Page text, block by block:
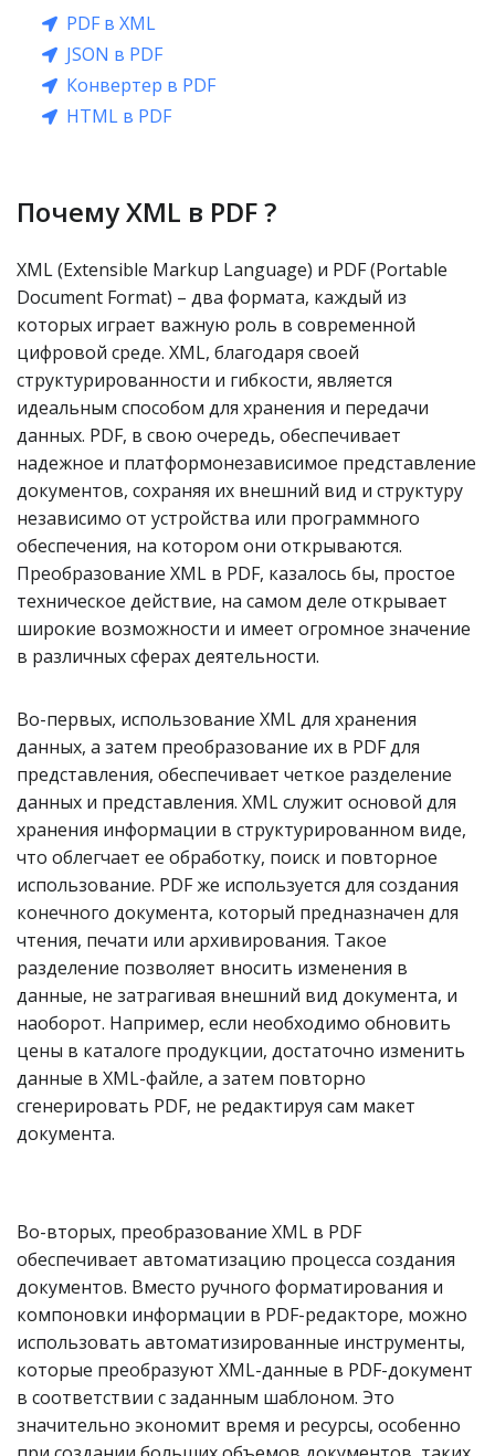
PDF в XML
JSON в PDF
Конвертер в PDF
HTML в PDF
Почему XML в PDF ?
XML (Extensible Markup Language) и PDF (Portable
Document Format) – два формата, каждый из
которых играет важную роль в современной
цифровой среде. XML, благодаря своей
структурированности и гибкости, является
идеальным способом для хранения и передачи
данных. PDF, в свою очередь, обеспечивает
надежное и платформонезависимое представление
документов, сохраняя их внешний вид и структуру
независимо от устройства или программного
обеспечения, на котором они открываются.
Преобразование XML в PDF, казалось бы, простое
техническое действие, на самом деле открывает
широкие возможности и имеет огромное значение
в различных сферах деятельности.
Во-первых, использование XML для хранения
данных, а затем преобразование их в PDF для
представления, обеспечивает четкое разделение
данных и представления. XML служит основой для
хранения информации в структурированном виде,
что облегчает ее обработку, поиск и повторное
использование. PDF же используется для создания
конечного документа, который предназначен для
чтения, печати или архивирования. Такое
разделение позволяет вносить изменения в
данные, не затрагивая внешний вид документа, и
наоборот. Например, если необходимо обновить
цены в каталоге продукции, достаточно изменить
данные в XML-файле, а затем повторно
сгенерировать PDF, не редактируя сам макет
документа.
Во-вторых, преобразование XML в PDF
обеспечивает автоматизацию процесса создания
документов. Вместо ручного форматирования и
компоновки информации в PDF-редакторе, можно
использовать автоматизированные инструменты,
которые преобразуют XML-данные в PDF-документ
в соответствии с заданным шаблоном. Это
значительно экономит время и ресурсы, особенно